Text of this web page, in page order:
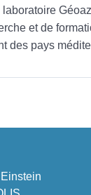
laboratoire
et de
des pays